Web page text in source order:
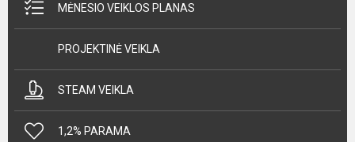
MĖNESIO VEIKLOS PLANAS
PROJEKTINĖ VEIKLA
STEAM VEIKLA
1,2% PARAMA